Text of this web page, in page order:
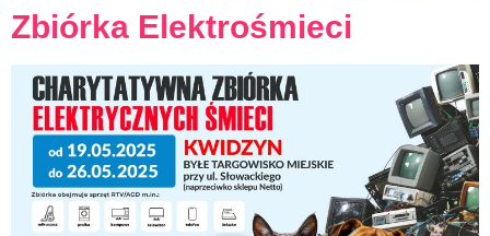
Zbiórka Elektrośmieci